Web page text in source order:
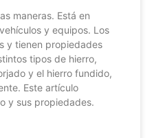
maneras. Está en
y equipos. Los
y tienen propiedades
tipos de hierro,
y el hierro fundido,
Este artículo
y sus propiedades.